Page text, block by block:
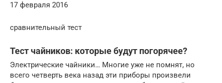
17 февраля 2016
сравнительный тест
Тест чайников: которые будут погорячее?
Электрические чайники… Многие уже не помнят, но
всего четверть века назад эти приборы произвели